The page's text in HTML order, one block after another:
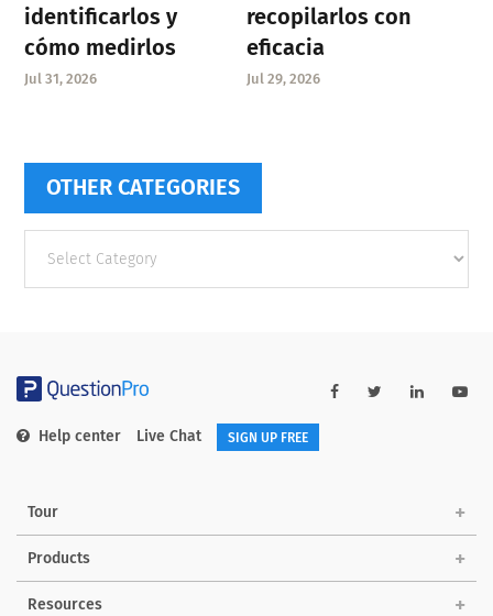
identificarlos y
cómo medirlos
Jul 31, 2026
recopilarlos con
eficacia
Jul 29, 2026
OTHER CATEGORIES
categories
Help center Live Chat SIGN UP FREE
Tour
Products
Resources